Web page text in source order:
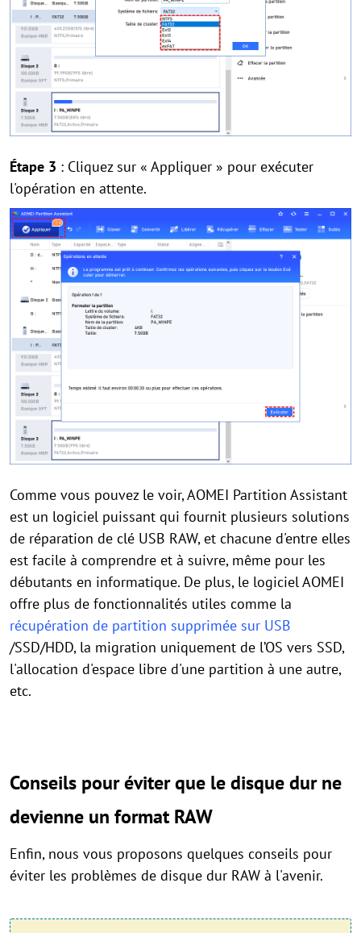
Étape 3 : Cliquez sur « Appliquer » pour exécuter
l'opération en attente.
Comme vous pouvez le voir, AOMEI Partition Assistant
est un logiciel puissant qui fournit plusieurs solutions
de réparation de clé USB RAW, et chacune d'entre elles
est facile à comprendre et à suivre, même pour les
débutants en informatique. De plus, le logiciel AOMEI
offre plus de fonctionnalités utiles comme la
récupération de partition supprimée sur USB
/SSD/HDD, la migration uniquement de l’OS vers SSD,
l'allocation d'espace libre d'une partition à une autre,
etc.
Conseils pour éviter que le disque dur ne
devienne un format RAW
Enfin, nous vous proposons quelques conseils pour
éviter les problèmes de disque dur RAW à l'avenir.